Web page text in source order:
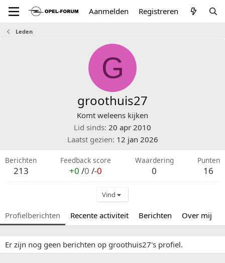
Aanmelden Registreren
Leden
G
groothuis27
Komt weleens kijken
Lid sinds 20 apr 2010
Laatst gezien 12 jan 2026
Berichten
213
Feedback score
+0 /0 /-0
Waardering
0
Punten
16
Vind
Profielberichten Recente activiteit Berichten Over mij
Er zijn nog geen berichten op groothuis27's profiel.